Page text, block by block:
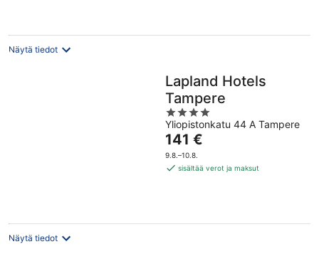
Näytä tiedot
Lapland Hotels
Tampere
4
out
of
5
Yliopistonkatu 44 A Tampere
Hinta
on
141 €
141 €
9.8.–10.8.
sisältää verot ja maksut
Näytä tiedot